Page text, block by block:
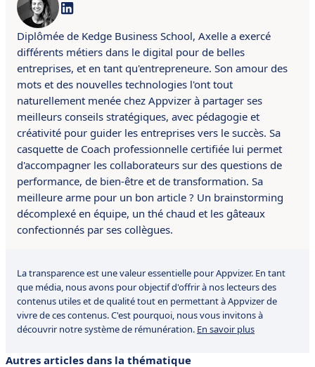
Diplômée de Kedge Business School, Axelle a exercé
différents métiers dans le digital pour de belles
entreprises, et en tant qu'entrepreneure. Son amour des
mots et des nouvelles technologies l'ont tout
naturellement menée chez Appvizer à partager ses
meilleurs conseils stratégiques, avec pédagogie et
créativité pour guider les entreprises vers le succès. Sa
casquette de Coach professionnelle certifiée lui permet
d'accompagner les collaborateurs sur des questions de
performance, de bien-être et de transformation. Sa
meilleure arme pour un bon article ? Un brainstorming
décomplexé en équipe, un thé chaud et les gâteaux
confectionnés par ses collègues.
La transparence est une valeur essentielle pour Appvizer. En tant
que média, nous avons pour objectif d'offrir à nos lecteurs des
contenus utiles et de qualité tout en permettant à Appvizer de
vivre de ces contenus. C'est pourquoi, nous vous invitons à
découvrir notre système de rémunération. En savoir plus
Autres articles dans la thématique